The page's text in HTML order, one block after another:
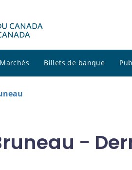
Marchés Billets de banque
-